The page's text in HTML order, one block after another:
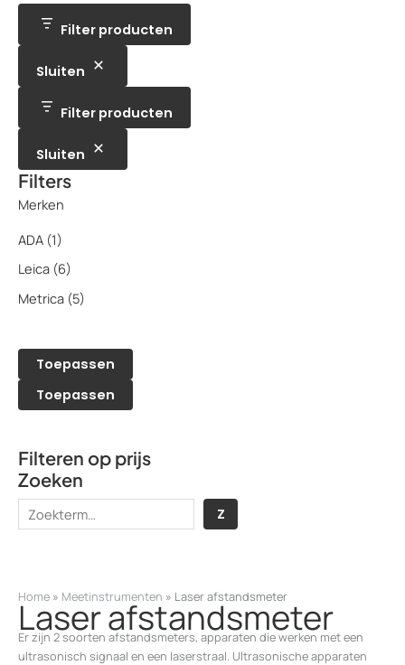
c
c
t
c
n
Filter producten
Sluiten
Filter producten
Sluiten
Filters
Merken
ADA (1)
Leica (6)
Metrica (5)
Toepassen
Toepassen
Filteren op prijs
Zoeken
k
n
Z
Home » Meetinstrumenten » Laser afstandsmeter
Laser afstandsmeter
Er zijn 2 soorten afstandsmeters, apparaten die werken met een
ultrasonisch signaal en een laserstraal. Ultrasonische apparaten